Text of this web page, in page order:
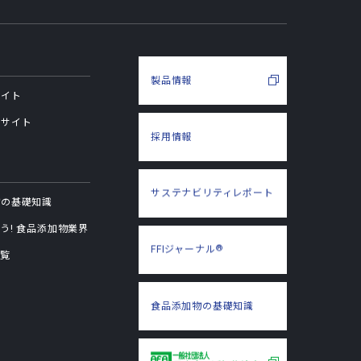
ト
イト
基礎知識
! 食品添加物業界
製品情報
採用情報
サステナビリティ レポート
FFIジャーナル®
食品添加物の基礎知識